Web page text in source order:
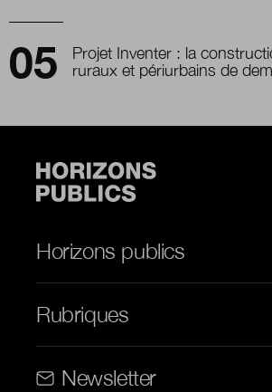
Projet Inventer : la
ruraux et périurbains de
Horizons publics
Rubriques
Newsletter